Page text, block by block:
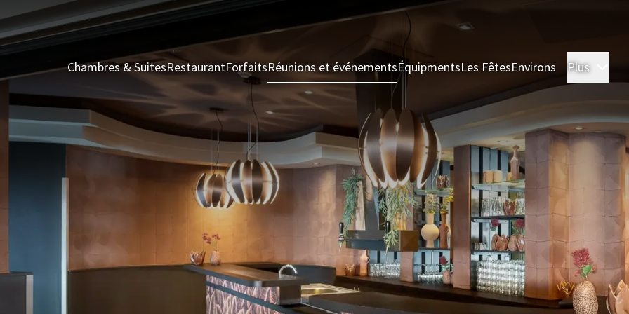
Chambres & SuitesRestaurantForfaitsRéunions et événementsÉquipmentsLes FêtesEnvirons Plus